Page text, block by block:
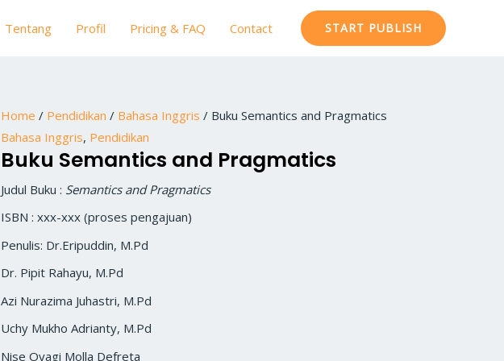
Tentang Profil Pricing & FAQ Contact START PUBLISH
Home / Pendidikan / Bahasa Inggris / Buku Semantics and Pragmatics
Bahasa Inggris, Pendidikan
Buku Semantics and Pragmatics
Judul Buku : Semantics and Pragmatics
ISBN : xxx-xxx (proses pengajuan)
Penulis: Dr.Eripuddin, M.Pd
Dr. Pipit Rahayu, M.Pd
Azi Nurazima Juhastri, M.Pd
Uchy Mukho Adrianty, M.Pd
Nise Oyagi Molla Defreta